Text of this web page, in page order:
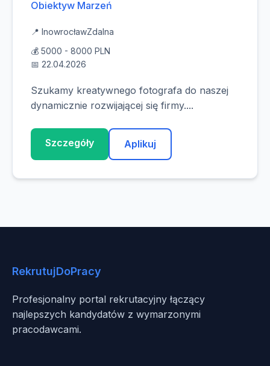
Obiektyw Marzeń
📍 InowrocławZdalna
💰 5000 - 8000 PLN
📅 22.04.2026
Szukamy kreatywnego fotografa do naszej
dynamicznie rozwijającej się firmy....
Szczegóły Aplikuj
RekrutujDoPracy
Profesjonalny portal rekrutacyjny łączący
najlepszych kandydatów z wymarzonymi
pracodawcami.